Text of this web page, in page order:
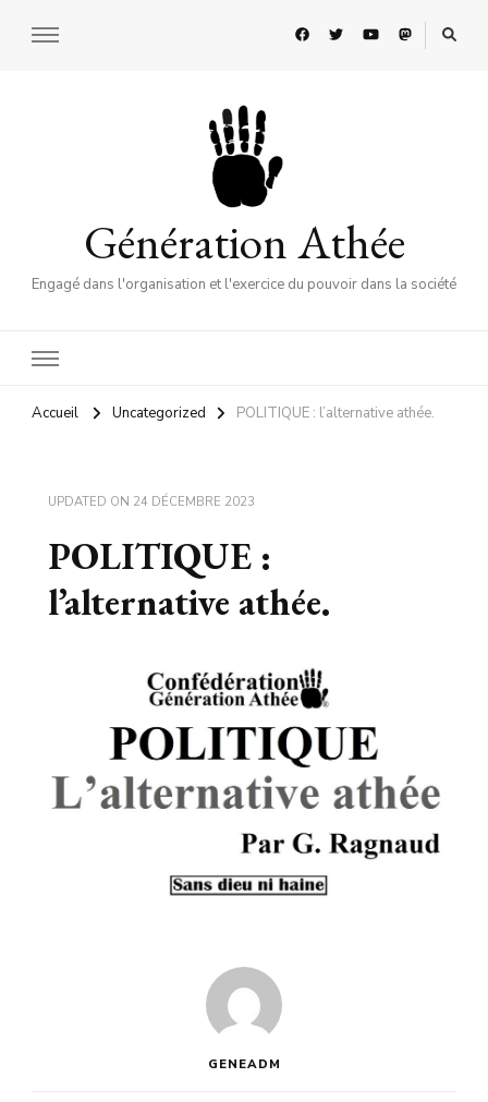
Génération Athée
Engagé dans l'organisation et l'exercice du pouvoir dans la société
Accueil Uncategorized POLITIQUE : l’alternative athée.
UPDATED ON 24 DÉCEMBRE 2023
POLITIQUE :
l’alternative athée.
GENEADM